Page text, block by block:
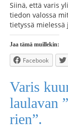
Siinä, että varis
tiedon valossa
tietyssä mielessä
Jaa tämä muillekin:
Facebook
Varis
laulavan
rien”.